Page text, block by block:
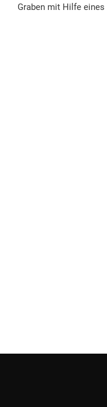
Graben mit Hilfe